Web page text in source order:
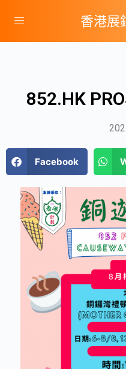
香港展
852.HK
Facebook